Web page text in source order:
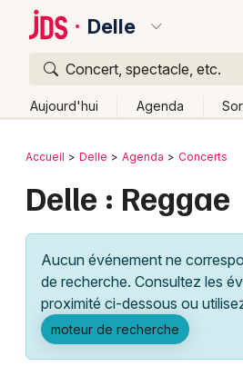
Delle
Concert, spectacle, etc.
Aujourd'hui Agenda
Publier un événement
Grands événements
Activité & Expérience
Manifestations
Bordeaux
Lille
Lyon
Marseille
Retour
Accueil Delle Agenda Concerts
Delle : Reggae
Aucun événement ne
de recherche. Consultez les
proximité ci-dessous ou
moteur de recherche
Quoi ?
Où ?
Franche-Comté
Partout Près
Quand ?
Ce week-